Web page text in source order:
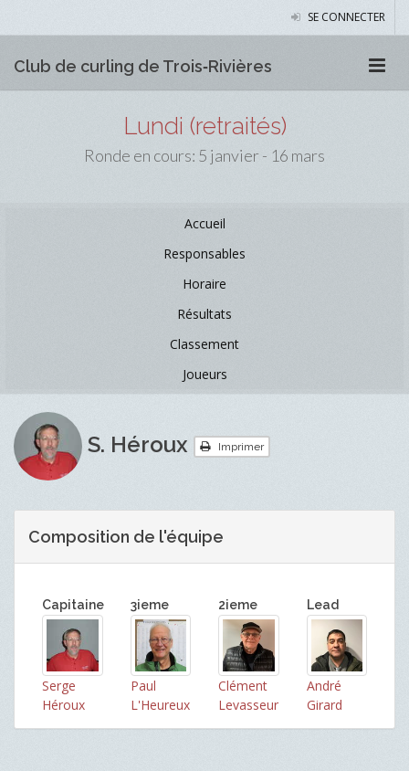
SE CONNECTER
Club de curling de Trois‑Rivières
Lundi (retraités)
Ronde en cours: 5 janvier - 16 mars
Accueil
Responsables
Horaire
Résultats
Classement
Joueurs
S. Héroux Imprimer
Composition de l'équipe
Capitaine
Serge
Héroux
3ieme
Paul
L'Heureux
2ieme
Clément
Levasseur
Lead
André
Girard